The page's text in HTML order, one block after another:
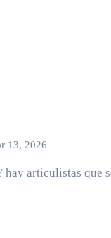
13, 2026
hay articulistas que